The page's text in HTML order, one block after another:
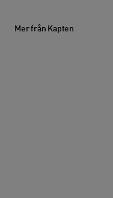
Mer från Kapten